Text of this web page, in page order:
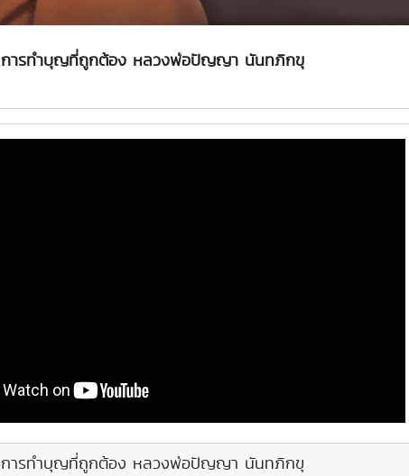
การทำบุญที่ถูกต้อง หลวงพ่อปัญญา นันทภิกขุ
การทำบุญที่ถูกต้อง หลวงพ่อปัญญา นันทภิกขุ